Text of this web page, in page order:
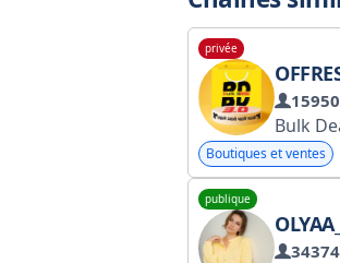
privée
Boutiques et ventes
publique
OLYAA_
34374